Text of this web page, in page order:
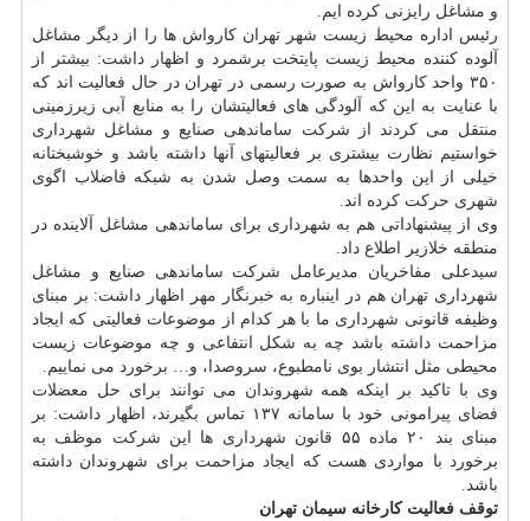
و مشاغل رایزنی کرده ایم.
رئیس اداره محیط زیست شهر تهران کارواش ها را از دیگر مشاغل
آلوده کننده محیط زیست پایتخت برشمرد و اظهار داشت: بیشتر از
۳۵۰ واحد کارواش به صورت رسمی در تهران در حال فعالیت اند که
با عنایت به این که آلودگی های فعالیتشان را به منابع آبی زیرزمینی
منتقل می کردند از شرکت ساماندهی صنایع و مشاغل شهرداری
خواستیم نظارت بیشتری بر فعالیتهای آنها داشته باشد و خوشبختانه
خیلی از این واحدها به سمت وصل شدن به شبکه فاضلاب اگوی
شهری حرکت کرده اند.
وی از پیشنهاداتی هم به شهرداری برای ساماندهی مشاغل آلاینده در
منطقه خلازیر اطلاع داد.
سیدعلی مفاخریان مدیرعامل شرکت ساماندهی صنایع و مشاغل
شهرداری تهران هم در اینباره به خبرنگار مهر اظهار داشت: بر مبنای
وظیفه قانونی شهرداری ما با هر کدام از موضوعات فعالیتی که ایجاد
مزاحمت داشته باشد چه به شکل انتفاعی و چه موضوعات زیست
محیطی مثل انتشار بوی نامطبوع، سروصدا، و… برخورد می نماییم.
وی با تاکید بر اینکه همه شهروندان می توانند برای حل معضلات
فضای پیرامونی خود با سامانه ۱۳۷ تماس بگیرند، اظهار داشت: بر
مبنای بند ۲۰ ماده ۵۵ قانون شهرداری ها این شرکت موظف به
برخورد با مواردی هست که ایجاد مزاحمت برای شهروندان داشته
باشد.
توقف فعالیت کارخانه سیمان تهران